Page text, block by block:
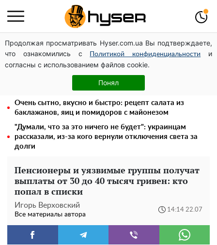
Продолжая просматривать Hyser.com.ua Вы подтверждаете,
что ознакомились с
Политикой конфиденциальности
и
согласны с использованием файлов cookie.
Понял
Украинская авиатранспортная ассоциация обратилась
в Минфин с призывом унифицировать
налогообложение авиализинга
Голая Елена Тополя в интересных позах заставила
отвисать челюсти: слив видео – было только началом
Очень сытно, вкусно и быстро: рецепт салата из
баклажанов, яиц и помидоров с майонезом
"Думали, что за это ничего не будет": украинцам
рассказали, из-за кого вернули отключения света за
долги
Пенсионеры и уязвимые группы получат
выплаты от 30 до 40 тысяч гривен: кто
попал в списки
Игорь Верховский
Все материалы автора
14:14 22.07